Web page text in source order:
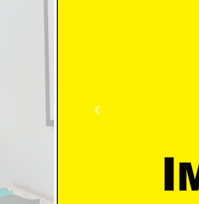
Previous